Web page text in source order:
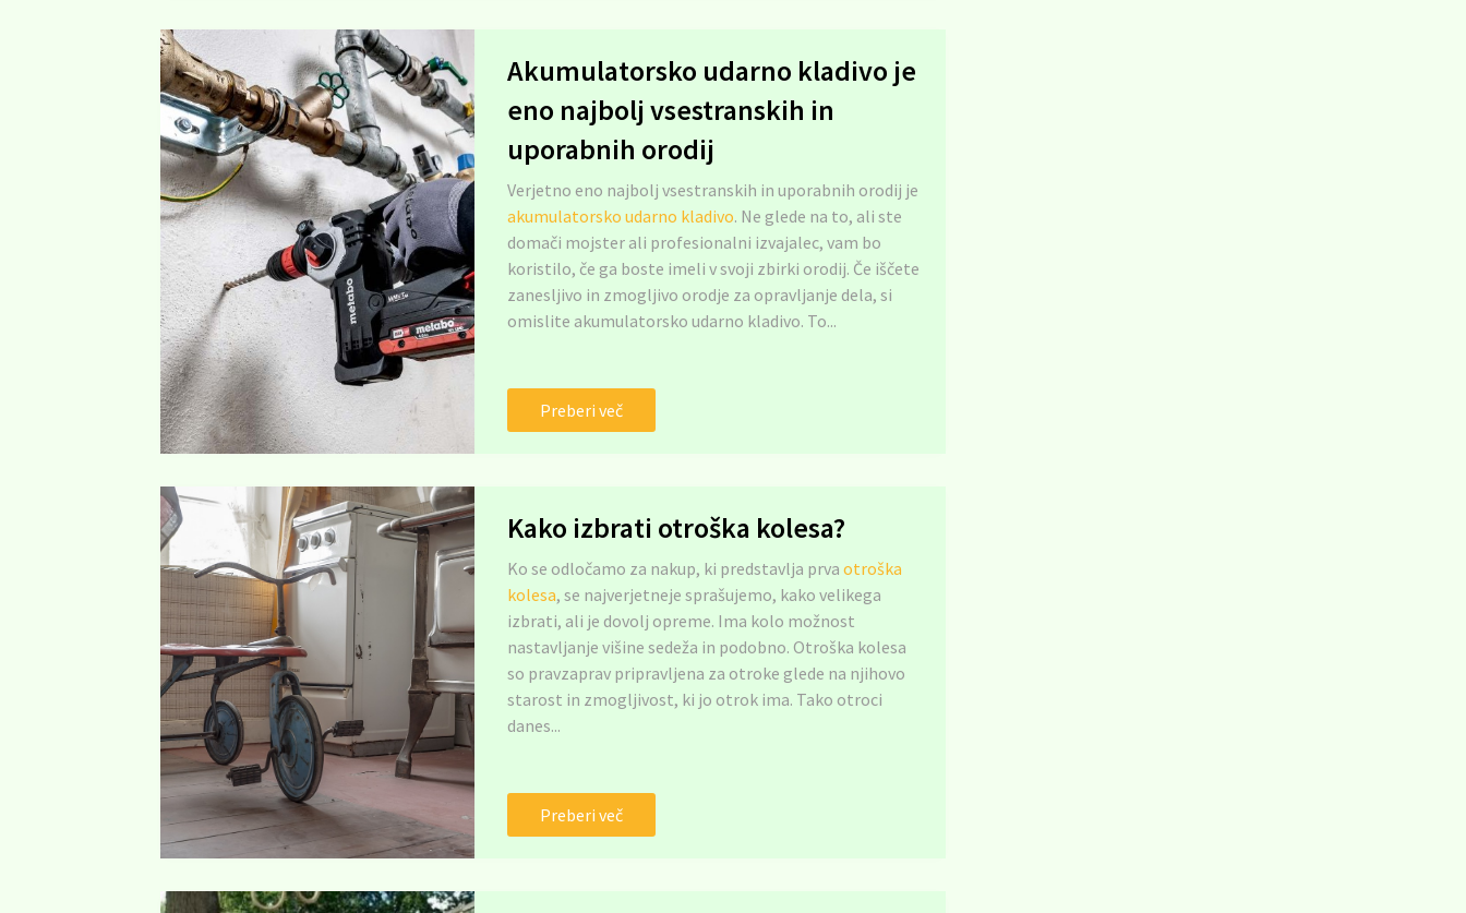
Akumulatorsko udarno kladivo je
eno najbolj vsestranskih in
uporabnih orodij
Verjetno eno najbolj vsestranskih in uporabnih orodij je
akumulatorsko udarno kladivo. Ne glede na to, ali ste
domači mojster ali profesionalni izvajalec, vam bo
koristilo, če ga boste imeli v svoji zbirki orodij. Če iščete
zanesljivo in zmogljivo orodje za opravljanje dela, si
omislite akumulatorsko udarno kladivo. To...
Preberi več
Kako izbrati otroška kolesa?
Ko se odločamo za nakup, ki predstavlja prva otroška
kolesa, se najverjetneje sprašujemo, kako velikega
izbrati, ali je dovolj opreme. Ima kolo možnost
nastavljanje višine sedeža in podobno. Otroška kolesa
so pravzaprav pripravljena za otroke glede na njihovo
starost in zmogljivost, ki jo otrok ima. Tako otroci
danes...
Preberi več